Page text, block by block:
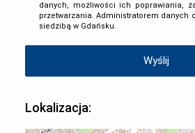
danych, możliwości ich poprawiania,
przetwarzania. Administratorem danych
siedzibą w Gdańsku.
Lokalizacja: